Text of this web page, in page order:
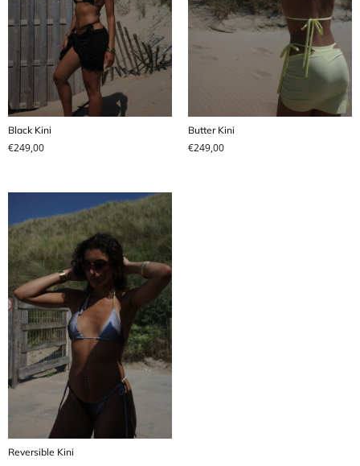
Black Kini
€249,00
Butter Kini
€249,00
Reversible Kini